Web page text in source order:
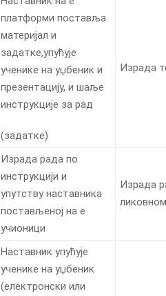
платформи поставља
материјал и
задатке,упућује
ученике на уџбеник и
презентацију, и шаље
инструкције за рад
(задатке)
Израда
Израда рада по
инструкцији и
упутству наставника
постављеној на е
учионици
Израда
Наставник упућује
ученике на уџбеник
(електронски или